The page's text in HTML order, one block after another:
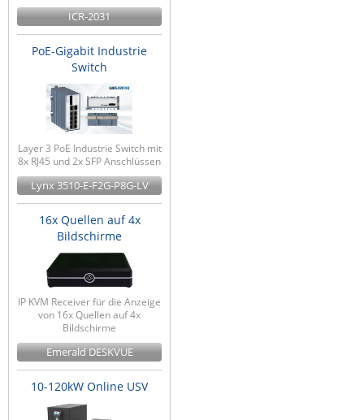
ICR-2031
PoE-Gigabit Industrie
Switch
Layer 3 PoE Industrie Switch mit
8x RJ45 und 2x SFP Anschlüssen
Lynx 3510-E-F2G-P8G-LV
16x Quellen auf 4x
Bildschirme
IP KVM Receiver für die Anzeige
von 16x Quellen auf 4x
Bildschirme
Emerald DESKVUE
10-120kW Online USV